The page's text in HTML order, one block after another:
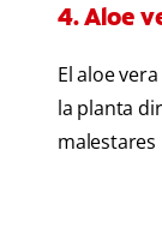
4. Aloe
El aloe
la planta
malestares